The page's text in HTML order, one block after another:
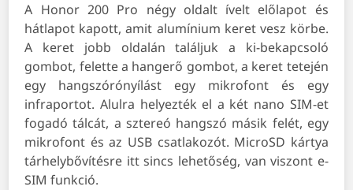
A Honor 200 Pro négy oldalt ívelt előlapot és
hátlapot kapott, amit alumínium keret vesz körbe.
A keret jobb oldalán találjuk a ki-bekapcsoló
gombot, felette a hangerő gombot, a keret tetején
egy hangszórónyílást egy mikrofont és egy
infraportot. Alulra helyezték el a két nano SIM-et
fogadó tálcát, a sztereó hangszó másik felét, egy
mikrofont és az USB csatlakozót. MicroSD kártya
tárhelybővítésre itt sincs lehetőség, van viszont e-
SIM funkció.